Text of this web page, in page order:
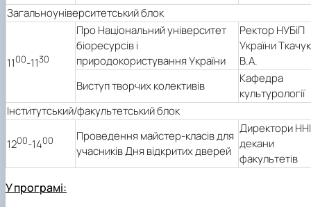
Загальноуніверситетський блок
1100-1130
Про Національний університет
біоресурсів і
природокористування України
Ректор НУБіП
УкраїниТкачук
В.А.
Виступ творчих колективів
Кафедра
культурології
Інститутський/факультетський блок
1200-1400
Проведення майстер-класів для
учасників Дня відкритих дверей
Директори
декани
факультетів
У програмі: